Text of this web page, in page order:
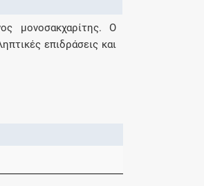
μονοσακχαρίτης. Ο
επιδράσεις και